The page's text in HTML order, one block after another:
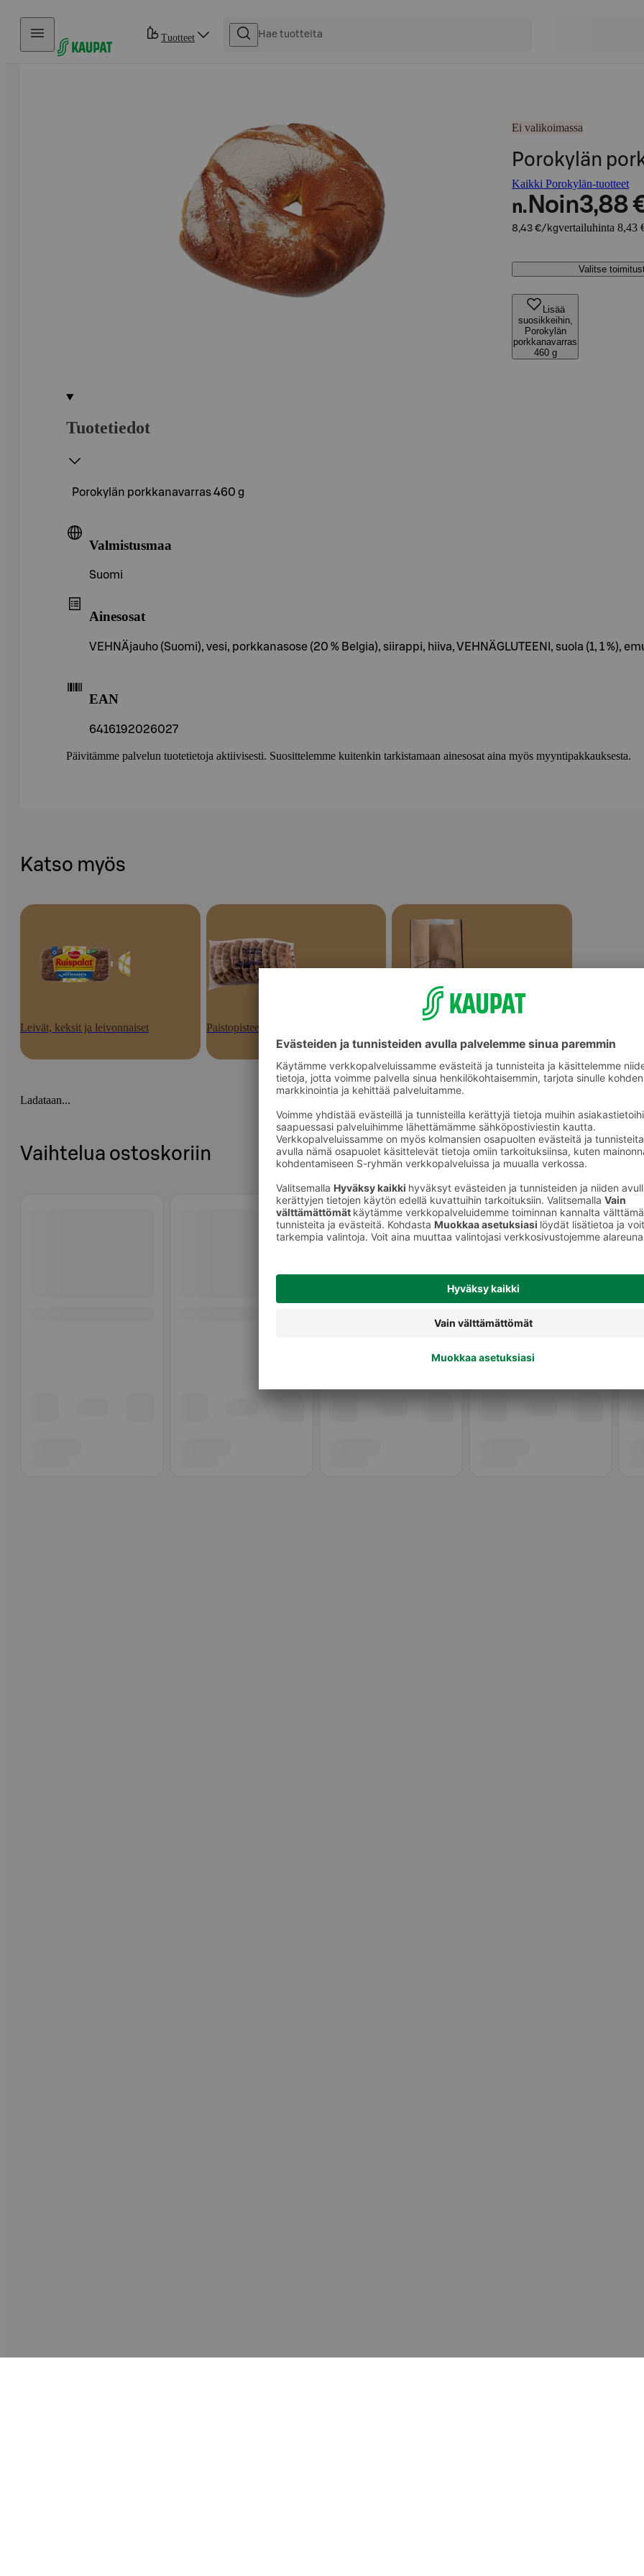
Hyppää sisältöön
Tuotteet
Ei valikoimassa
Porokylän
Kaikki Porokylän-tuotteet
n. Noin3,88
8,43 €/kgvertailuhinta 8,43
Valitse
Lisää
suosikkeihin,
Porokylän
porkkanavarras
460 g
Tuotetiedot
Porokylän porkkanavarras 460 g
Valmistusmaa
Suomi
Ainesosat
VEHNÄjauho (Suomi), vesi, porkkanasose (20 % Belgia), siirappi, hiiva, VEHNÄGLUTEENI, suola (1, 1 %),
EAN
6416192026027
Päivitämme palvelun tuotetietoja aktiivisesti. Suosittelemme kuitenkin tarkistamaan ainesosat aina myös myyntipakkauksesta.
Katso myös
Leivät, keksit ja leivonnaiset Paistopisteen tuotteet
Ladataan...
Vaihtelua ostoskoriin